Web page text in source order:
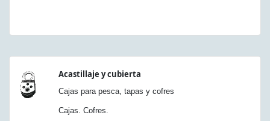
Acastillaje y cubierta
Cajas para pesca, tapas y cofres
Cajas. Cofres.